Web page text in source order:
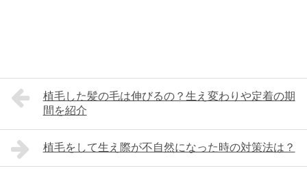
植毛した髪の毛は伸びるの？生え変わりや定着の期
間を紹介
植毛をして生え際が不自然になった時の対策法は？